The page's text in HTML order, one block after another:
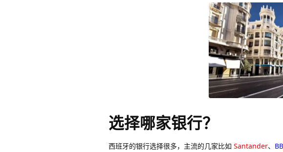
选择哪家银行？
西班牙的银行选择很多，主流的几家比如 Santander、